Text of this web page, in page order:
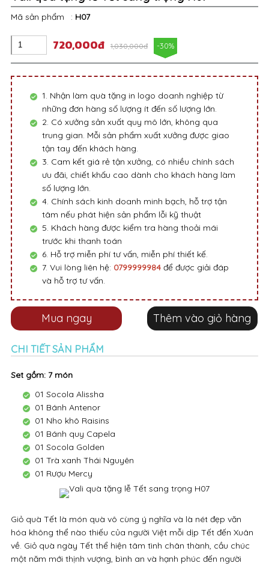
Mã sản phẩm : H07
720,000đ 1,030,000đ -30%
1. Nhận làm quà tặng in logo doanh nghiệp từ
những đơn hàng số lượng ít đến số lượng lớn.
2. Có xưởng sản xuất quy mô lớn, không qua
trung gian. Mỗi sản phẩm xuất xưởng được giao
tận tay đến khách hàng.
3. Cam kết giá rẻ tận xưởng, có nhiều chính sách
ưu đãi, chiết khấu cao dành cho khách hàng làm
số lượng lớn.
4. Chính sách kinh doanh minh bạch, hỗ trợ tận
tâm nếu phát hiện sản phẩm lỗi kỹ thuật
5. Khách hàng được kiểm tra hàng thoải mái
trước khi thanh toán
6. Hỗ trợ miễn phí tư vấn, miễn phí thiết kế.
7. Vui lòng liên hệ: 0799999984 để được giải đáp
và hỗ trợ tư vấn.
Thêm vào giỏ hàng
Mua ngay
CHI TIẾT SẢN PHẨM
Set gồm: 7 món
01 Socola Alissha
01 Bánh Antenor
01 Nho khô Raisins
01 Bánh quy Capela
01 Socola Golden
01 Trà xanh Thái Nguyên
01 Rượu Mercy
Giỏ quà Tết là món quà vô cùng ý nghĩa và là nét đẹp văn
hóa không thể nào thiếu của người Việt mỗi dịp Tết đến Xuân
về. Giỏ quà ngày Tết thể hiện tâm tình chân thành, cầu chúc
một năm mới thịnh vượng, bình an và hạnh phúc đến người